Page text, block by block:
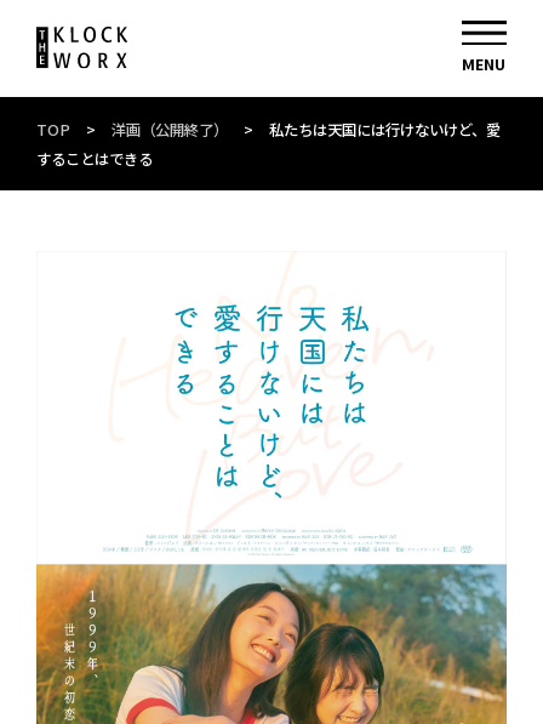
TOP > 洋画（公開終了） >
私たちは天国には行けないけど、愛
することはできる